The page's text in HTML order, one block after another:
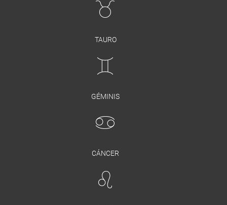
TAURO
GÉMINIS
CÁNCER